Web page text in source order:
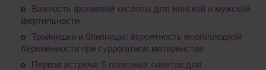
Важность фолиевой кислоты для женской и мужской
фертильности
Тройняшки и близнецы: вероятность многоплодной
беременности при суррогатном материнстве
Первая встреча: 5 полезных советов для